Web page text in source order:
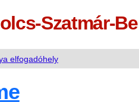
Szatmár-
elfogadóhely